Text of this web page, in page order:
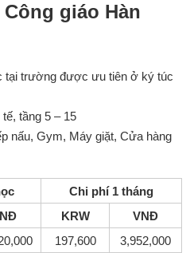
giáo Hàn
tại trường được ưu tiên ở ký túc
tầng 5 – 15
nấu, Gym, Máy giặt, Cửa hàng
Chi phí 1 tháng
KRW
VNĐ
197,600
3,952,000